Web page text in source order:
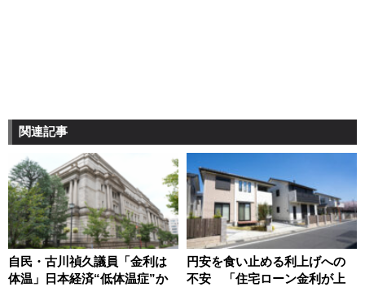
関連記事
自民・古川禎久議員「金利は
体温」日本経済“低体温症”か
円安を食い止める利上げへの
不安 「住宅ローン金利が上